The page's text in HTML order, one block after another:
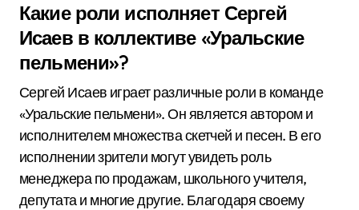
Какие роли исполняет Сергей
Исаев в коллективе «Уральские
пельмени»?
Сергей Исаев играет различные роли в команде
«Уральские пельмени». Он является автором и
исполнителем множества скетчей и песен. В его
исполнении зрители могут увидеть роль
менеджера по продажам, школьного учителя,
депутата и многие другие. Благодаря своему